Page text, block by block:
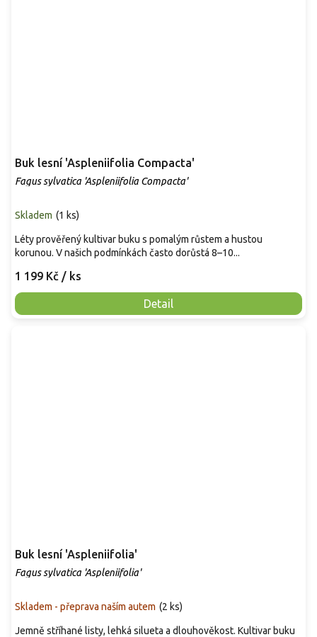
Buk lesní 'Aspleniifolia Compacta'
Fagus sylvatica 'Aspleniifolia Compacta'
Skladem (1 ks)
1 199 Kč / ks
Detail
Léty prověřený kultivar buku s pomalým růstem a hustou
korunou. V našich podmínkách často dorůstá 8–10...
Buk lesní 'Aspleniifolia'
Fagus sylvatica 'Aspleniifolia'
Skladem - přeprava naším autem (2 ks)
Jemně stříhané listy, lehká silueta a dlouhověkost. Kultivar buku